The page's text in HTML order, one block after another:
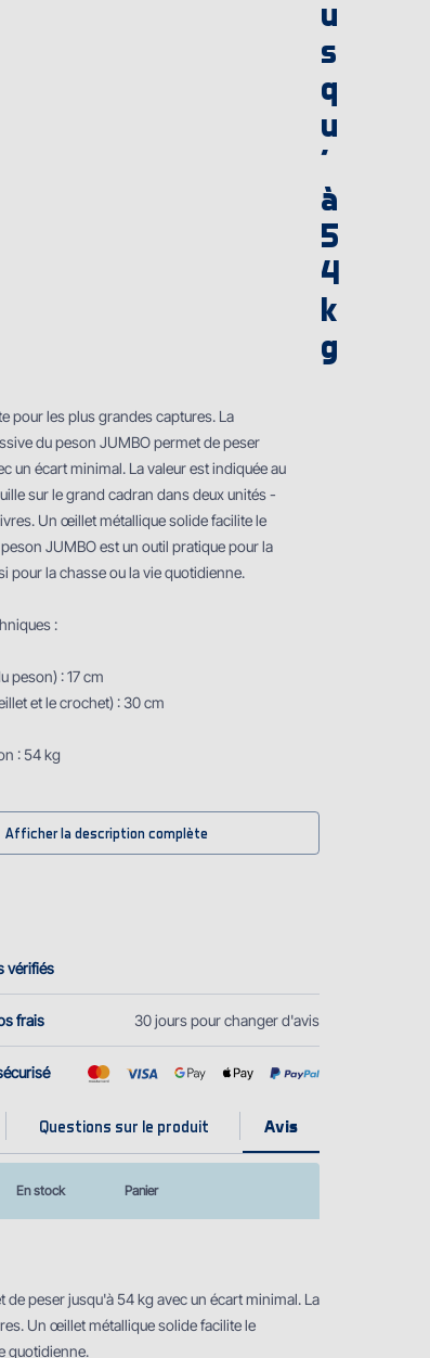
u
s
q
u
'
à
5
4
k
g
pour les plus grandes captures. La
du peson JUMBO permet de peser
un écart minimal. La valeur est indiquée au
sur le grand cadran dans deux unités -
Un œillet métallique solide facilite le
JUMBO est un outil pratique pour la
pour la chasse ou la vie quotidienne.
:
peson) : 17 cm
et le crochet) : 30 cm
: 54 kg
Afficher la description complète
vérifiés
frais 30 jours pour changer d'avis
Questions sur le produit
En stock Panier
peser jusqu'à 54 kg avec un écart minimal. La
Un œillet métallique solide facilite le
quotidienne.